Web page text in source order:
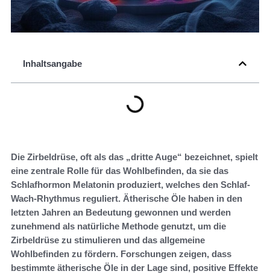
Inhaltsangabe
Die Zirbeldrüse, oft als das „dritte Auge“ bezeichnet, spielt
eine zentrale Rolle für das Wohlbefinden, da sie das
Schlafhormon Melatonin produziert, welches den Schlaf-
Wach-Rhythmus reguliert. Ätherische Öle haben in den
letzten Jahren an Bedeutung gewonnen und werden
zunehmend als natürliche Methode genutzt, um die
Zirbeldrüse zu stimulieren und das allgemeine
Wohlbefinden zu fördern. Forschungen zeigen, dass
bestimmte ätherische Öle in der Lage sind, positive Effekte